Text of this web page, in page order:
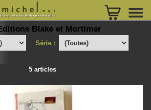
Blake et Mortimer
Série :
5 articles